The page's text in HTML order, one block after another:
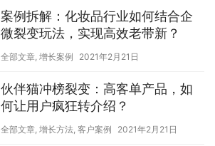
案例拆解：化妆品行业如何结合企
微裂变玩法，实现高效老带新？
全部文章, 增长案例 2021年2月21日
伙伴猫冲榜裂变：高客单产品，如
何让用户疯狂转介绍？
全部文章, 增长方法, 客户案例 2021年2月21日